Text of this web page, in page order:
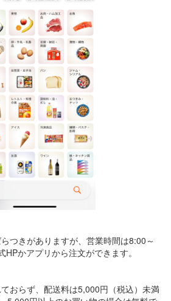
つきがありますが、営業時間は8:00～
かアプリから注文ができます。
おらず、配送料は5,000円（税込）未満